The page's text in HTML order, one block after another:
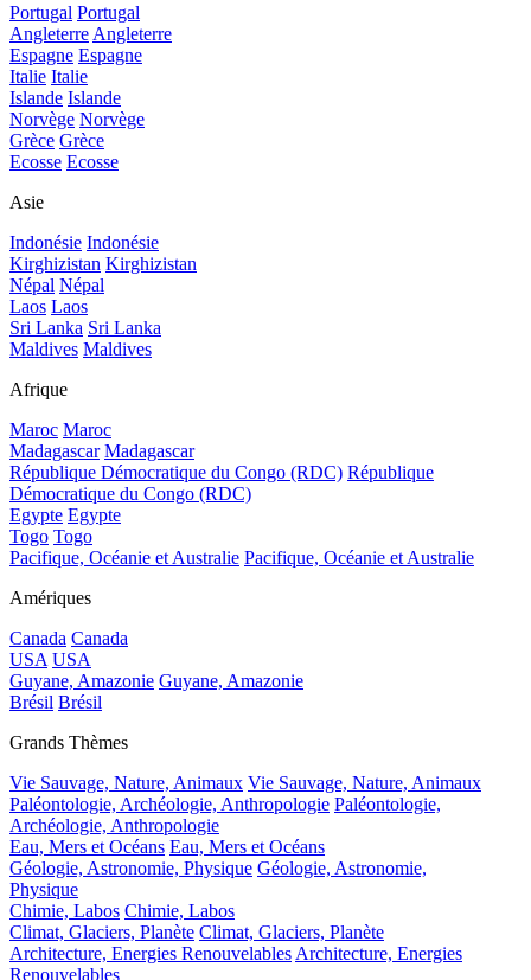
Portugal Portugal
Angleterre Angleterre
Espagne Espagne
Italie Italie
Islande Islande
Norvège Norvège
Grèce Grèce
Ecosse Ecosse
Asie
Indonésie Indonésie
Kirghizistan Kirghizistan
Népal Népal
Laos Laos
Sri Lanka Sri Lanka
Maldives Maldives
Afrique
Maroc Maroc
Madagascar Madagascar
République Démocratique du Congo (RDC) République
Démocratique du Congo (RDC)
Egypte Egypte
Togo Togo
Pacifique, Océanie et Australie Pacifique, Océanie et Australie
Amériques
Canada Canada
USA USA
Guyane, Amazonie Guyane, Amazonie
Brésil Brésil
Grands Thèmes
Vie Sauvage, Nature, Animaux Vie Sauvage, Nature, Animaux
Paléontologie, Archéologie, Anthropologie Paléontologie,
Archéologie, Anthropologie
Eau, Mers et Océans Eau, Mers et Océans
Géologie, Astronomie, Physique Géologie, Astronomie,
Physique
Chimie, Labos Chimie, Labos
Climat, Glaciers, Planète Climat, Glaciers, Planète
Architecture, Energies Renouvelables Architecture, Energies
Renouvelables